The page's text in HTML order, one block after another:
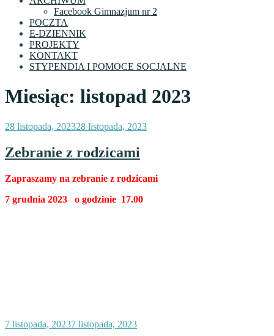
Facebook Gimnazjum nr 2
POCZTA
E-DZIENNIK
PROJEKTY
KONTAKT
STYPENDIA I POMOCE SOCJALNE
Miesiąc: listopad 2023
Opublikowane
28 listopada, 202328 listopada, 2023
Zebranie z rodzicami
Zapraszamy na zebranie z rodzicami
7 grudnia 2023 o godzinie 17.00
Opublikowane
7 listopada, 20237 listopada, 2023